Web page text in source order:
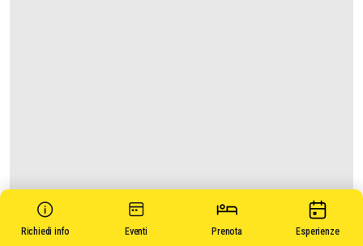
Richiedi info Eventi Prenota Esperienze